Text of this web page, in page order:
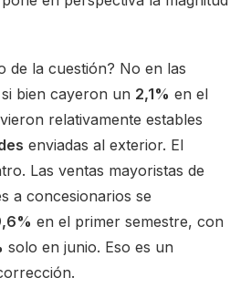
de la cuestión? No en las
bien cayeron un 2,1% en el
relativamente estables
enviadas al exterior. El
Las ventas mayoristas de
a concesionarios se
en el primer semestre, con
solo en junio. Eso es un